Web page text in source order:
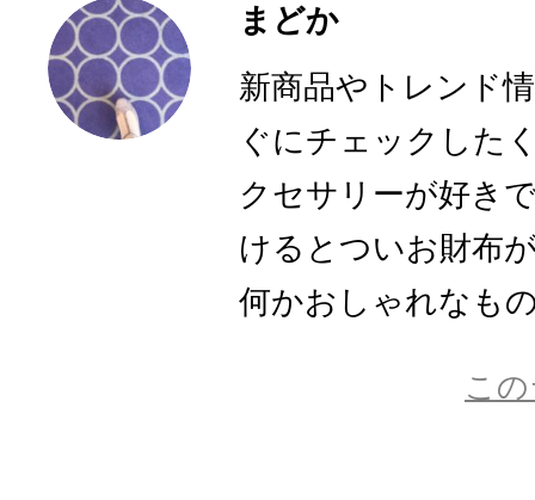
まどか
新商品やトレンド
ぐにチェックした
クセサリーが好き
けるとついお財布
何かおしゃれなも
こ